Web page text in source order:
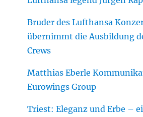
Bruder des Lufthansa
übernimmt die Ausbildung
Crews
Matthias Eberle
Eurowings Group
Triest: Eleganz und Erbe –